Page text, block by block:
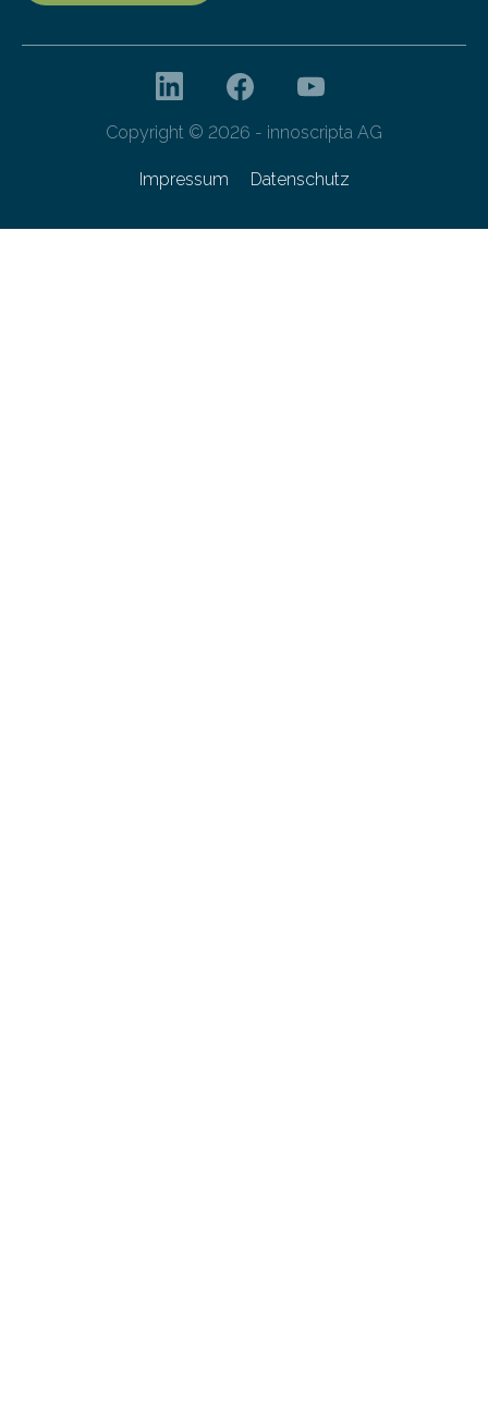
Copyright © 2026 - innoscripta AG
Impressum Datenschutz